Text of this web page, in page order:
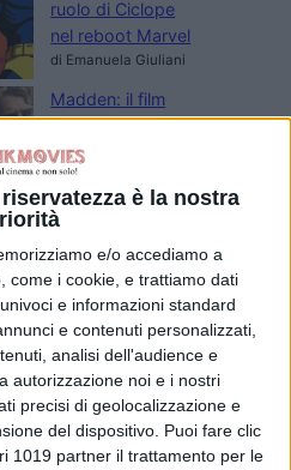
è la nostra
e/o accediamo a
come i cookie, e trattiamo dati
e informazioni standard
e contenuti personalizzati,
analisi dell'audience e
autorizzazione noi e i nostri
precisi di geolocalizzazione e
del dispositivo. Puoi fare clic
1019 partner il trattamento per le
ruolo di Ciclope
nel reboot Marvel
di Emanuela Giuliani
Madden: il film
con Nicolas Cage
e Christian Bale
arriva su Prime
Video
di Emanuela Giuliani
Primetime: il trailer
svela Robert
Pattinson nel
thriller su To
Catch a Predator
di Emanuela Giuliani
Il CEO di Warner
Bros. Discovery
esalta Superman: